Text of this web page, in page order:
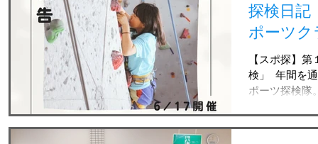
探検日記
ポーツク
【スポ探】
検」 ⁡ 年間を
ポーツ探検隊